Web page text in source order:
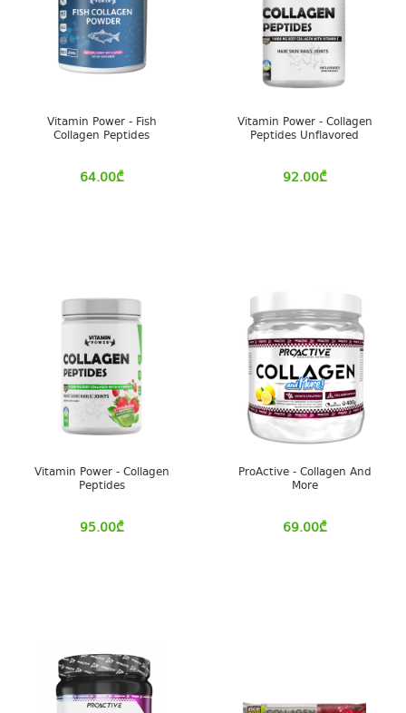
Vitamin Power - Fish
Collagen Peptides
64.00₾
Vitamin Power - Collagen
Peptides Unflavored
92.00₾
Vitamin Power - Collagen
Peptides
95.00₾
ProActive - Collagen And
More
69.00₾